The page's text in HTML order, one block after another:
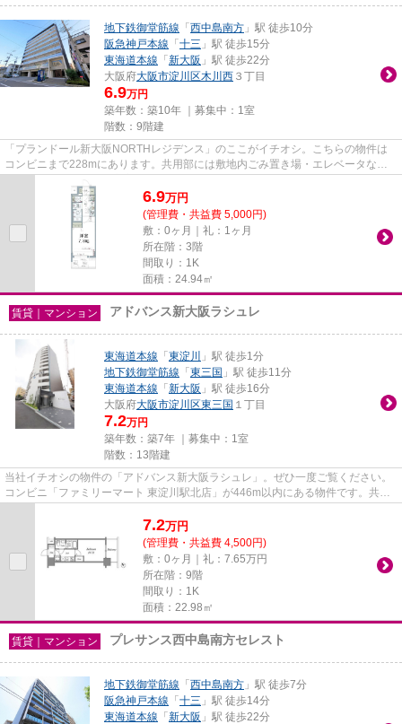
地下鉄御堂筋線 「 西中島南方 」駅 徒歩10分
阪急神戸本線 「 十三 」駅 徒歩15分
東海道本線 「 新大阪 」駅 徒歩22分
大阪府大阪市淀川区木川西 ３丁目
6.9万円
築年数：築10年 ｜募集中： 1室
階数：9階建
「プランドール新大阪NORTHレジデンス」のここがイチオシ。こちらの物件は
コンビニまで228mにあります。共用部には敷地内ごみ置き場・エレベータなど
6.9万円
(管理費・共益費 5,000円)
敷：0ヶ月｜礼：1ヶ月
所在階：3階
間取り：1K
面積：24.94㎡
賃貸｜マンション アドバンス新大阪ラシュレ
東海道本線 「 東淀川
」駅 徒歩1分
地下鉄御堂筋線 「 東三国 」駅 徒歩11分
東海道本線 「 新大阪 」駅 徒歩16分
大阪府大阪市淀川区東三国 １丁目
7.2万円
築年数：築7年 ｜募集中： 1室
階数：13階建
当社イチオシの物件の「アドバンス新大阪ラシュレ」。ぜひ一度ご覧ください。
コンビニ「ファミリーマート 東淀川駅北店」が446m以内にある物件です。共用
7.2万円
(管理費・共益費 4,500円)
敷：0ヶ月｜礼：7.65万円
所在階：9階
間取り：1K
面積：22.98㎡
賃貸｜マンション プレサンス西中島南方セレスト
地下鉄御堂筋線 「 西中島南方 」駅 徒歩7分
阪急神戸本線 「 十三 」駅 徒歩14分
東海道本線 「 新大阪 」駅 徒歩22分